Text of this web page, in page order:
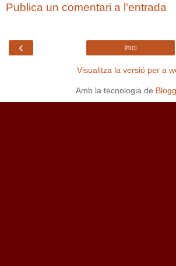
Publica un comentari a l'entrada
‹ Inici
Visualitza la versió per a
Amb la tecnologia de